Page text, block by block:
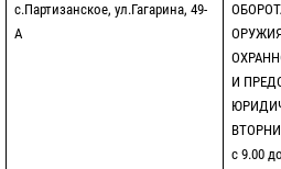
с.Партизанское, ул.Гагарина, 49-
А
И
с 9.00